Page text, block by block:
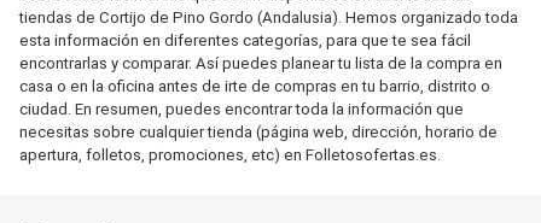
tiendas de Cortijo de Pino Gordo (Andalusia). Hemos organizado toda
esta información en diferentes categorías, para que te sea fácil
encontrarlas y comparar. Así puedes planear tu lista de la compra en
casa o en la oficina antes de irte de compras en tu barrio, distrito o
ciudad. En resumen, puedes encontrar toda la información que
necesitas sobre cualquier tienda (página web, dirección, horario de
apertura, folletos, promociones, etc) en Folletosofertas.es.